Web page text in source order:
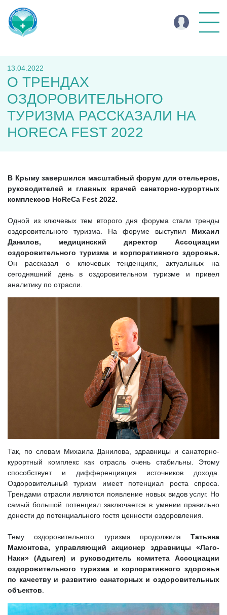
13.04.2022
О ТРЕНДАХ
ОЗДОРОВИТЕЛЬНОГО
ТУРИЗМА РАССКАЗАЛИ НА
HORECA FEST 2022
В Крыму завершился масштабный форум для отельеров,
руководителей и главных врачей санаторно-курортных
комплексов HoReCa Fest 2022.
Одной из ключевых тем второго дня форума стали тренды
оздоровительного туризма. На форуме выступил Михаил
Данилов, медицинский директор Ассоциации
оздоровительного туризма и корпоративного здоровья.
Он рассказал о ключевых тенденциях, актуальных на
сегодняшний день в оздоровительном туризме и привел
аналитику по отрасли.
Так, по словам Михаила Данилова, здравницы и санаторно-
курортный комплекс как отрасль очень стабильны. Этому
способствует и дифференциация источников дохода.
Оздоровительный туризм имеет потенциал роста спроса.
Трендами отрасли являются появление новых видов услуг. Но
самый большой потенциал заключается в умении правильно
донести до потенциального гостя ценности оздоровления.
Тему оздоровительного туризма продолжила Татьяна
Мамонтова, управляющий акционер здравницы «Лаго-
Наки» (Адыгея) и руководитель комитета Ассоциации
оздоровительного туризма и корпоративного здоровья
по качеству и развитию санаторных и оздоровительных
объектов